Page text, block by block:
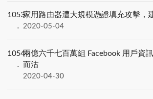
1053家用路由器遭大規模憑證填充攻擊，
2020-05-04
1054兩億六千七百萬組 Facebook 用戶資
而沽
2020-04-30